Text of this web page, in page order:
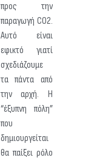
προς την
παραγωγή CO2.
Αυτό είναι
εφικτό γιατί
σχεδιάζουμε
τα πάντα από
την αρχή. Η
“έξυπνη πόλη”
που
δημιουργείται
θα παίξει ρόλο